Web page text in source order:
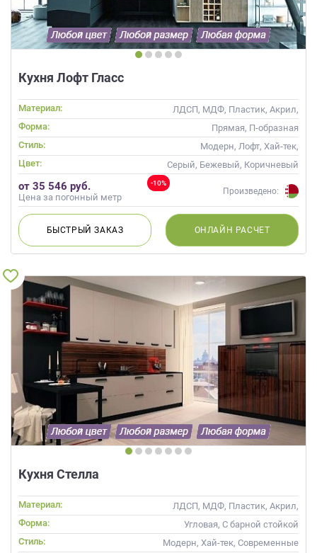
Кухня Лофт Гласс
Материал:
ЛДСП, МДФ, Пластик, Акрил,
Alvic / УФ лак, Стекло
Форма:
Прямая, П-образная
Стиль:
Модерн, Лофт, Хай-тек,
Современные
Цвет: Серый, Бежевый, Коричневый
-10%
от 35 546 руб.
Цена за погонный метр
Произведено:
БЫСТРЫЙЗАКАЗ ОНЛАЙН РАСЧЕТ
Кухня Стелла
Материал:
ЛДСП, МДФ, Пластик, Акрил,
Alvic / УФ лак
Форма:
Угловая, С барной стойкой
Стиль:
Модерн, Хай-тек, Современные